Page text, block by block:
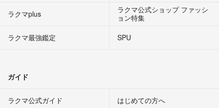
ラクマplus
ラクマ公式ショップ ファッシ
ョン特集
ラクマ最強鑑定
SPU
ガイド
ラクマ公式ガイド はじめての方へ